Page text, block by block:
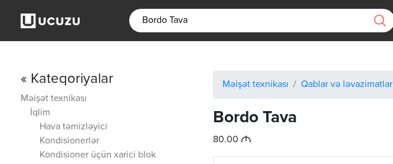
« Kateqoriyalar
Məişət texnikası
İqlim
Hava təmizləyici
Kondisionerlər
Kondisioner üçün xarici blok
Məişət texnikası Qablar və ləvazimatlar
Bordo Tava
80.00 M